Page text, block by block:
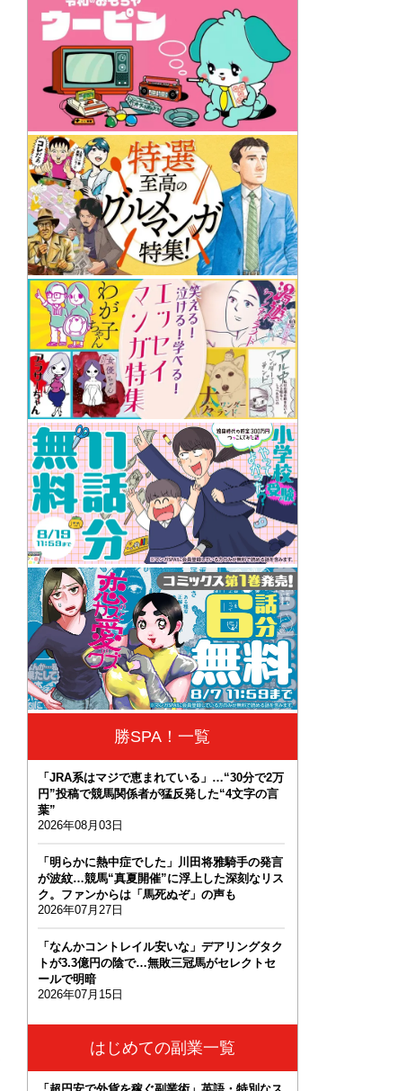
勝SPA！一覧
「JRA系はマジで恵まれている」…“30分で2万
円”投稿で競馬関係者が猛反発した“4文字の言
葉”
2026年08月03日
「明らかに熱中症でした」川田将雅騎手の発言
が波紋…競馬“真夏開催”に浮上した深刻なリス
ク。ファンからは「馬死ぬぞ」の声も
2026年07月27日
「なんかコントレイル安いな」デアリングタク
トが3.3億円の陰で…無敗三冠馬がセレクトセ
ールで明暗
2026年07月15日
はじめての副業一覧